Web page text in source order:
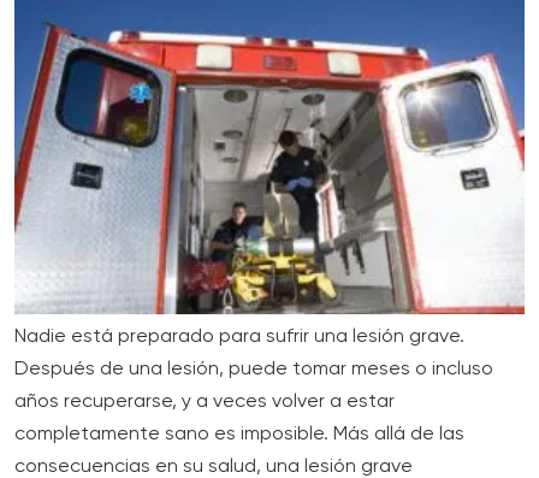
Nadie está preparado para sufrir una lesión grave.
Después de una lesión, puede tomar meses o incluso
años recuperarse, y a veces volver a estar
completamente sano es imposible. Más allá de las
consecuencias en su salud, una lesión grave